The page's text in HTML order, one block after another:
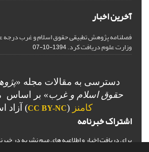
آخرین اخبار
فصلنامه پژوهش تطبیقی حقوق اسلام و غرب درجه
وزارت علوم دریافت کرد.1394-10-07
دسترسی به مقالات مجله «
حقوق اسلام و غرب» بر اساس
کامنز (
CC BY-NC) آزاد
اشتراک خبرنامه
برای دریافت اخبار و اطلاعیه های مهم نشریه در